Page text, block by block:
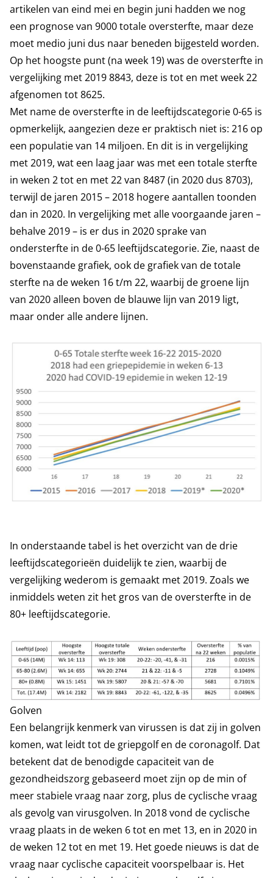
artikelen van eind mei en begin juni hadden we nog
een prognose van 9000 totale oversterfte, maar deze
moet medio juni dus naar beneden bijgesteld worden.
Op het hoogste punt (na week 19) was de oversterfte in
vergelijking met 2019 8843, deze is tot en met week 22
afgenomen tot 8625.
Met name de oversterfte in de leeftijdscategorie 0-65 is
opmerkelijk, aangezien deze er praktisch niet is: 216 op
een populatie van 14 miljoen. En dit is in vergelijking
met 2019, wat een laag jaar was met een totale sterfte
in weken 2 tot en met 22 van 8487 (in 2020 dus 8703),
terwijl de jaren 2015 – 2018 hogere aantallen toonden
dan in 2020. In vergelijking met alle voorgaande jaren –
behalve 2019 – is er dus in 2020 sprake van
ondersterfte in de 0-65 leeftijdscategorie. Zie, naast de
bovenstaande grafiek, ook de grafiek van de totale
sterfte na de weken 16 t/m 22, waarbij de groene lijn
van 2020 alleen boven de blauwe lijn van 2019 ligt,
maar onder alle andere lijnen.
In onderstaande tabel is het overzicht van de drie
leeftijdscategorieën duidelijk te zien, waarbij de
vergelijking wederom is gemaakt met 2019. Zoals we
inmiddels weten zit het gros van de oversterfte in de
80+ leeftijdscategorie.
Golven
Een belangrijk kenmerk van virussen is dat zij in golven
komen, wat leidt tot de griepgolf en de coronagolf. Dat
betekent dat de benodigde capaciteit van de
gezondheidszorg gebaseerd moet zijn op de min of
meer stabiele vraag naar zorg, plus de cyclische vraag
als gevolg van virusgolven. In 2018 vond de cyclische
vraag plaats in de weken 6 tot en met 13, en in 2020 in
de weken 12 tot en met 19. Het goede nieuws is dat de
vraag naar cyclische capaciteit voorspelbaar is. Het